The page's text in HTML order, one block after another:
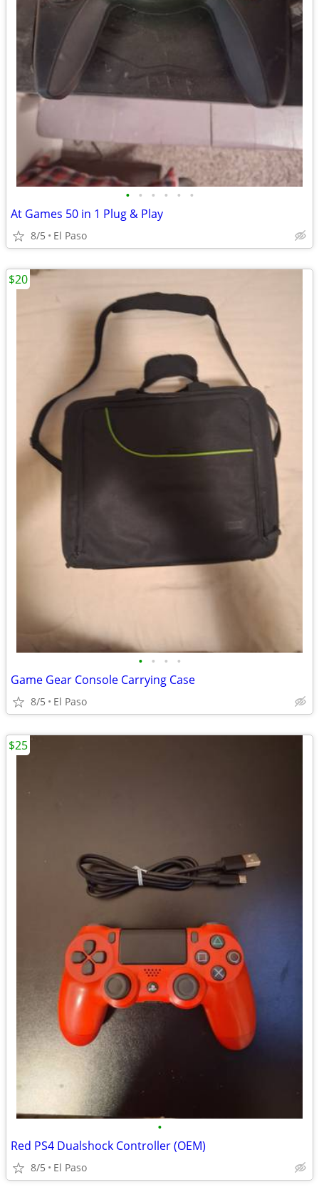
• • • • • •
At Games 50 in 1 Plug & Play
8/5 El Paso
• • • •
Game Gear Console Carrying Case
8/5 El Paso
$20
•
Red PS4 Dualshock Controller (OEM)
8/5 El Paso
$25